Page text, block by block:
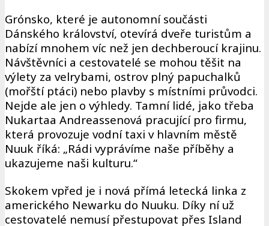
Grónsko, které je autonomní součásti
Dánského království, otevírá dveře turistům a
nabízí mnohem víc než jen dechberoucí krajinu.
Návštěvníci a cestovatelé se mohou těšit na
výlety za velrybami, ostrov plný papuchalků
(mořští ptáci) nebo plavby s místními průvodci.
Nejde ale jen o výhledy. Tamní lidé, jako třeba
Nukartaa Andreassenová pracující pro firmu,
která provozuje vodní taxi v hlavním městě
Nuuk říká: „Rádi vyprávíme naše příběhy a
ukazujeme naši kulturu.“
Skokem vpřed je i nová přímá letecká linka z
amerického Newarku do Nuuku. Díky ní už
cestovatelé nemusí přestupovat přes Island